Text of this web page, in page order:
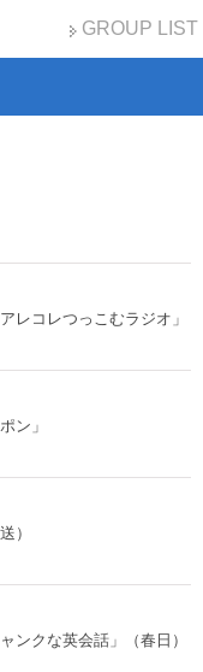
GROUP LIST
レコレつっこむラジオ」
ン」
）
ンクな英会話」（春日）